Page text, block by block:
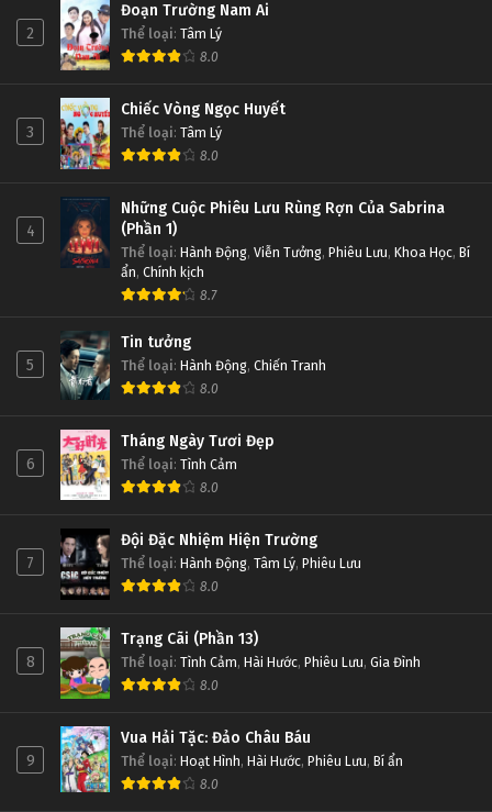
2
Đoạn Trường Nam Ai
Thể loại: Tâm Lý
8.0
3
Chiếc Vòng Ngọc Huyết
Thể loại: Tâm Lý
8.0
4
Những Cuộc Phiêu Lưu Rùng Rợn Của Sabrina
(Phần 1)
Thể loại: Hành Động, Viễn Tưởng, Phiêu Lưu, Khoa Học, Bí
ẩn, Chính kịch
8.7
5
Tin tưởng
Thể loại: Hành Động, Chiến Tranh
8.0
6
Tháng Ngày Tươi Đẹp
Thể loại: Tình Cảm
8.0
7
Đội Đặc Nhiệm Hiện Trường
Thể loại: Hành Động, Tâm Lý, Phiêu Lưu
8.0
8
Trạng Cãi (Phần 13)
Thể loại: Tình Cảm, Hài Hước, Phiêu Lưu, Gia Đình
8.0
9
Vua Hải Tặc: Đảo Châu Báu
Thể loại: Hoạt Hình, Hài Hước, Phiêu Lưu, Bí ẩn
8.0